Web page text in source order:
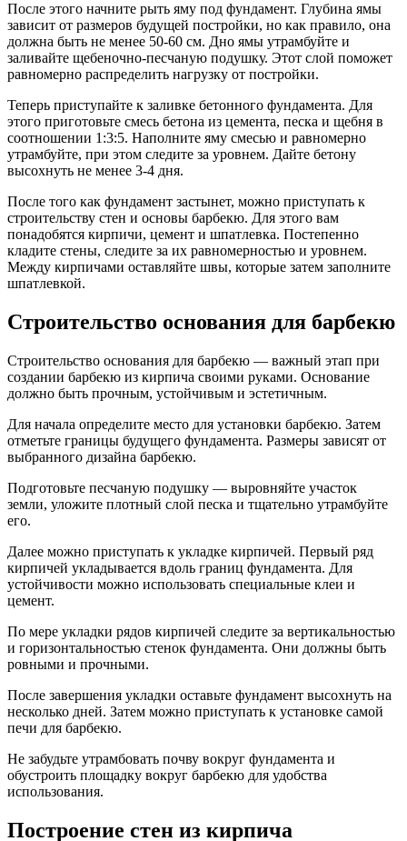
После этого начните рыть яму под фундамент. Глубина ямы
зависит от размеров будущей постройки, но как правило, она
должна быть не менее 50-60 см. Дно ямы утрамбуйте и
заливайте щебеночно-песчаную подушку. Этот слой поможет
равномерно распределить нагрузку от постройки.
Теперь приступайте к заливке бетонного фундамента. Для
этого приготовьте смесь бетона из цемента, песка и щебня в
соотношении 1:3:5. Наполните яму смесью и равномерно
утрамбуйте, при этом следите за уровнем. Дайте бетону
высохнуть не менее 3-4 дня.
После того как фундамент застынет, можно приступать к
строительству стен и основы барбекю. Для этого вам
понадобятся кирпичи, цемент и шпатлевка. Постепенно
кладите стены, следите за их равномерностью и уровнем.
Между кирпичами оставляйте швы, которые затем заполните
шпатлевкой.
Строительство основания для барбекю
Строительство основания для барбекю — важный этап при
создании барбекю из кирпича своими руками. Основание
должно быть прочным, устойчивым и эстетичным.
Для начала определите место для установки барбекю. Затем
отметьте границы будущего фундамента. Размеры зависят от
выбранного дизайна барбекю.
Подготовьте песчаную подушку — выровняйте участок
земли, уложите плотный слой песка и тщательно утрамбуйте
его.
Далее можно приступать к укладке кирпичей. Первый ряд
кирпичей укладывается вдоль границ фундамента. Для
устойчивости можно использовать специальные клеи и
цемент.
По мере укладки рядов кирпичей следите за вертикальностью
и горизонтальностью стенок фундамента. Они должны быть
ровными и прочными.
После завершения укладки оставьте фундамент высохнуть на
несколько дней. Затем можно приступать к установке самой
печи для барбекю.
Не забудьте утрамбовать почву вокруг фундамента и
обустроить площадку вокруг барбекю для удобства
использования.
Построение стен из кирпича